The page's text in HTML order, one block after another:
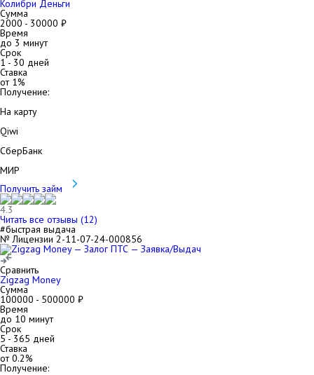
Колибри Деньги
Сумма
2000 - 30000 ₽
Время
до 3 минут
Срок
1- 30 дней
Ставка
от 1%
Получение:
На карту
Qiwi
СберБанк
МИР
Получить займ
4.3
Читать все отзывы (12)
#быстрая выдача
№ Лицензии 2-11-07-24-000856
Сравнить
Zigzag Money
Сумма
100000 - 500000 ₽
Время
до 10 минут
Срок
5- 365 дней
Ставка
от0.2%
Получение: